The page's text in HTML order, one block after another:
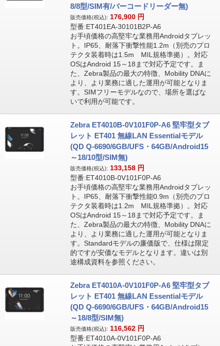
8/8型/SIM有/バーコードリーダー無)
販売価格(税込): 176,900 円
型番:ET401EA-30101B2P-A6
お手頃価格の高堅牢な業務用Androidタブレッ
ト。IP65、耐落下衝撃性能1.2m（別売のプロ
テクタ装着時は1.5m MIL規格準拠）。対応
OSはAndroid 15～18まで対応予定です。ま
た、Zebra製品の最大の特徴、Mobility DNAに
より、より業務に適した運用が可能となりま
す。SIMフリーモデルなので、場所を選ばな
いで利用が可能です。
Zebra ET4010B-0V101F0P-A6 堅牢型タブ
レット ET401 無線LAN Essentialモデル
(QD Q-6690/6GB/UFS・64GB/Android15
～18/10型/SIM無)
販売価格(税込): 133,158 円
型番:ET4010B-0V101F0P-A6
お手頃価格の高堅牢な業務用Androidタブレッ
ト。IP65、耐落下衝撃性能0.9m（別売のプロ
テクタ装着時は1.2m MIL規格準拠）。対応
OSはAndroid 15～18まで対応予定です。ま
た、Zebra製品の最大の特徴、Mobility DNAに
より、より業務に適した運用が可能となりま
す。Standardモデルの廉価版で、仕様は限定
的ですが安価なモデルとなります。違いは別
途構成資料を参照ください。
Zebra ET4010A-0V101F0P-A6 堅牢型タブ
レット ET401 無線LAN Essentialモデル
(QD Q-6690/6GB/UFS・64GB/Android15
～18/8型/SIM無)
販売価格(税込): 116,562 円
型番:ET4010A-0V101F0P-A6